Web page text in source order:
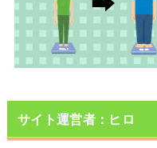
サイト運営者：ヒロ